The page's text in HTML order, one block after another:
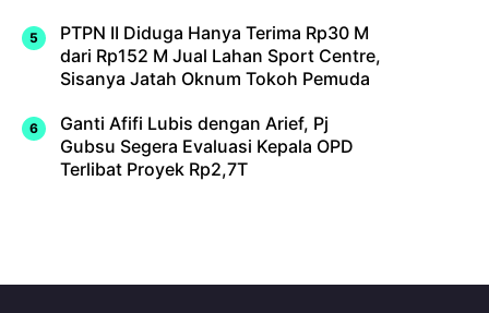
PTPN II Diduga Hanya Terima Rp30 M
dari Rp152 M Jual Lahan Sport Centre,
Sisanya Jatah Oknum Tokoh Pemuda
Ganti Afifi Lubis dengan Arief, Pj
Gubsu Segera Evaluasi Kepala OPD
Terlibat Proyek Rp2,7T